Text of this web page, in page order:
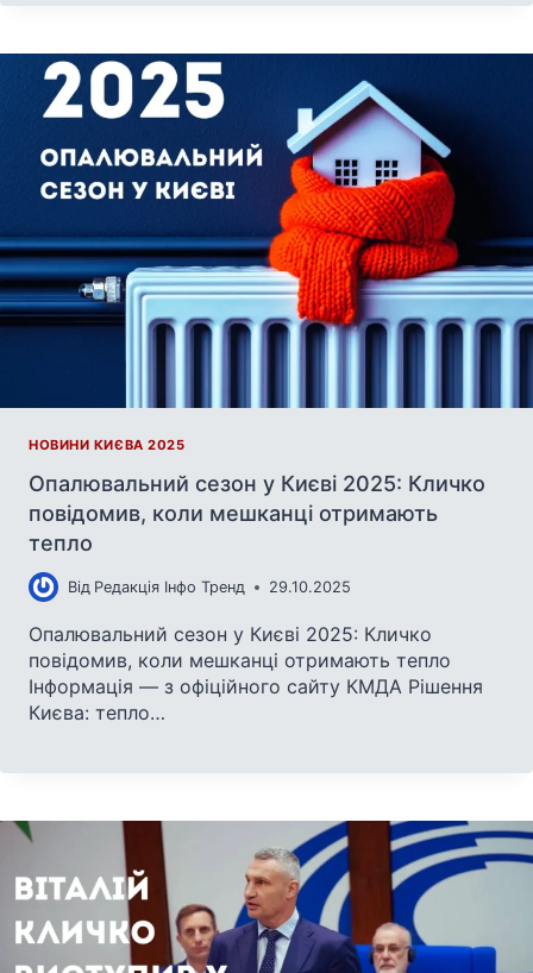
НОВИНИ КИЄВА 2025
Опалювальний сезон у Києві 2025: Кличко
повідомив, коли мешканці отримають
тепло
Від Редакція Інфо Тренд 29.10.2025
Опалювальний сезон у Києві 2025: Кличко
повідомив, коли мешканці отримають тепло
Інформація — з офіційного сайту КМДА Рішення
Києва: тепло…